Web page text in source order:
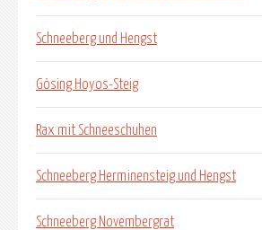
Schneeberg und Hengst
Gösing Hoyos-Steig
Rax mit Schneeschuhen
Schneeberg Herminensteig und Hengst
Schneeberg Novembergrat